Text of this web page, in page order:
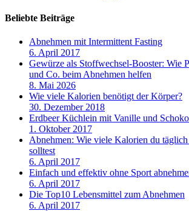
Beliebte Beiträge
Abnehmen mit Intermittent Fasting
6. April 2017
Gewürze als Stoffwechsel-Booster: Wie
und Co. beim Abnehmen helfen
8. Mai 2026
Wie viele Kalorien benötigt der Körper?
30. Dezember 2018
Erdbeer Küchlein mit Vanille und
1. Oktober 2017
Abnehmen: Wie viele Kalorien du
solltest
6. April 2017
Einfach und effektiv ohne Sport
6. April 2017
Die Top10 Lebensmittel zum Abnehmen
6. April 2017